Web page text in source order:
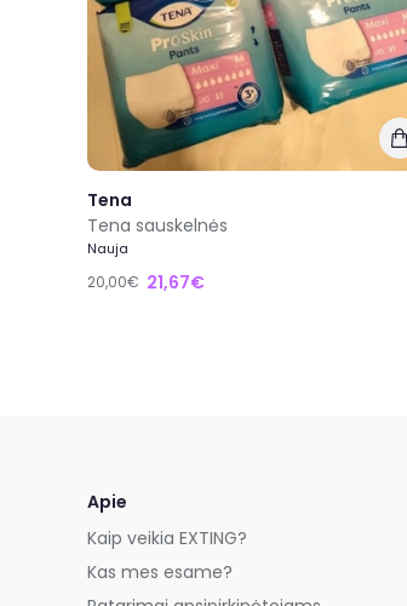
Tena
Tena sauskelnės
Nauja
20,00€ 21,67€
Apie
Kaip veikia EXTING?
Kas mes esame?